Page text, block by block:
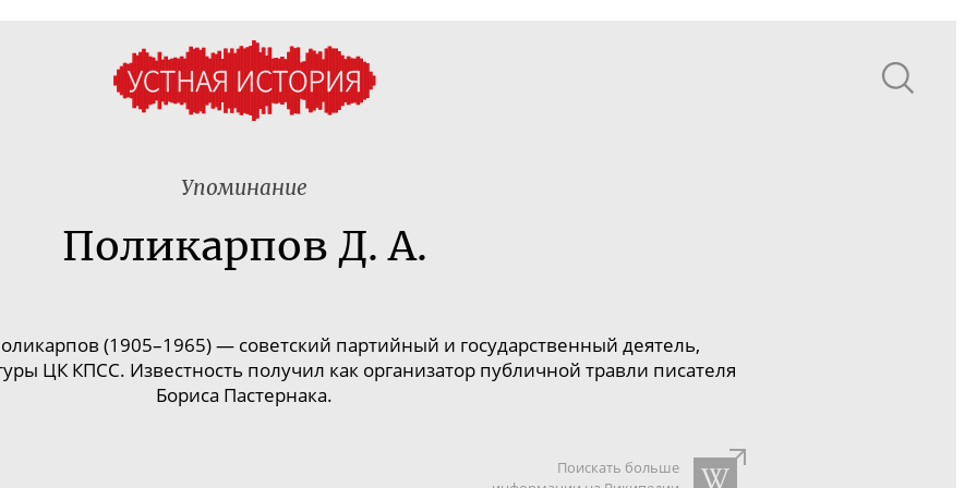
Упоминание
Поликарпов Д. А.
(1905–1965) — советский партийный и государственный деятель,
ЦК КПСС. Известность получил как организатор публичной травли писателя
Бориса Пастернака.
Поискать больше